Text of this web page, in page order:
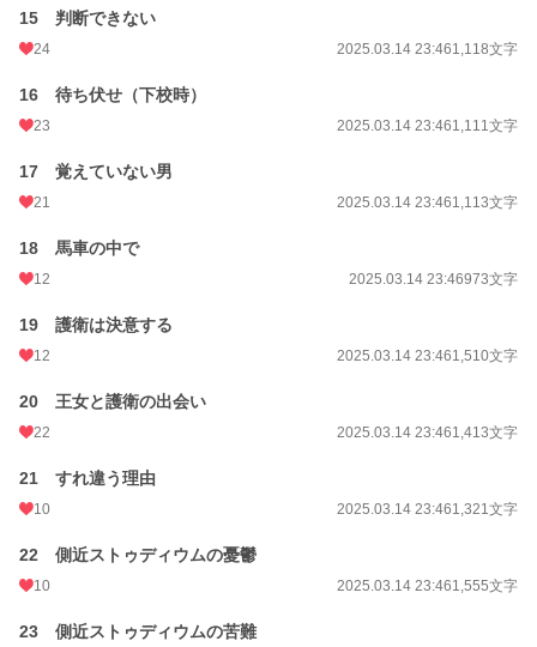
15 判断できない
24 2025.03.14 23:461,118文字
16 待ち伏せ（下校時）
23 2025.03.14 23:461,111文字
17 覚えていない男
21 2025.03.14 23:461,113文字
18 馬車の中で
12 2025.03.14 23:46973文字
19 護衛は決意する
12 2025.03.14 23:461,510文字
20 王女と護衛の出会い
22 2025.03.14 23:461,413文字
21 すれ違う理由
10 2025.03.14 23:461,321文字
22 側近ストゥディウムの憂鬱
10 2025.03.14 23:461,555文字
23 側近ストゥディウムの苦難